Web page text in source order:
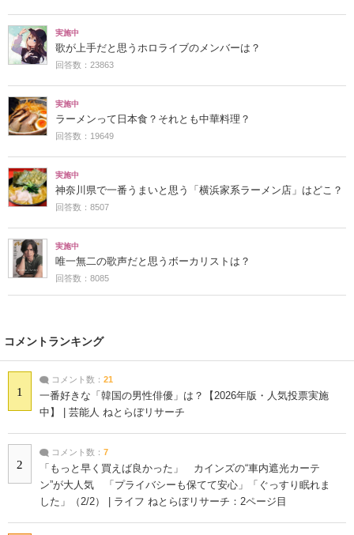
実施中
歌が上手だと思うホロライブのメンバーは？
回答数：23863
実施中
ラーメンって日本食？それとも中華料理？
回答数：19649
実施中
神奈川県で一番うまいと思う「横浜家系ラーメン店」はどこ？
回答数：8507
実施中
唯一無二の歌声だと思うボーカリストは？
回答数：8085
コメントランキング
1
コメント数： 21
一番好きな「韓国の男性俳優」は？【2026年版・人気投票実施
中】 | 芸能人 ねとらぼリサーチ
2
コメント数： 7
「もっと早く買えば良かった」 カインズの“車内遮光カーテ
ン”が大人気 「プライバシーも保てて安心」「ぐっすり眠れま
した」（2/2） | ライフ ねとらぼリサーチ：2ページ目